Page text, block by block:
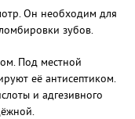
Он необходим для
зубов.
Под местной
её антисептиком.
и адгезивного